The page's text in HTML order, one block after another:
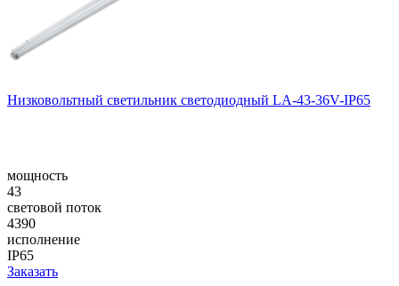
Низковольтный светильник светодиодный LA-43-36V-IP65
мощность
43
световой поток
4390
исполнение
IP65
Заказать